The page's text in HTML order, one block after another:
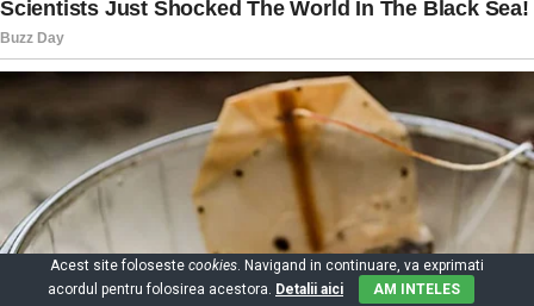
Acest site foloseste cookies. Navigand in continuare, va exprimati
acordul pentru folosirea acestora. Detalii aici AM INTELES